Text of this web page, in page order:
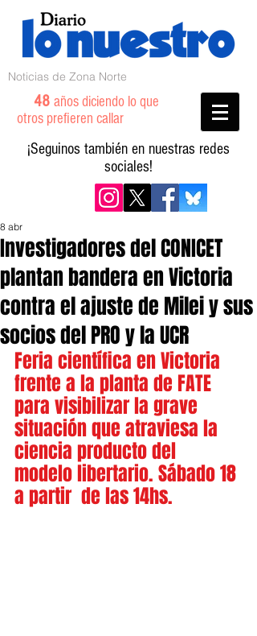
Noticias de Zona Norte
48 años diciendo lo que
otros prefieren callar
¡Seguinos también en nuestras redes
sociales!
Investigadores del CONICET
plantan bandera en Victoria
contra el ajuste de Milei y sus
socios del PRO y la UCR
8 abr
Feria científica en Victoria
frente a la planta de FATE
para visibilizar la grave
situación que atraviesa la
ciencia producto del
modelo libertario. Sábado 18
a partir  de las 14hs.